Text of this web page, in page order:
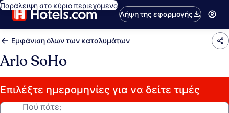
Παράλειψη στο κύριο περιεχόμενο
Λήψη της εφαρμογής
Εμφάνιση όλων των καταλυμάτων
Arlo SoHo
Επιλέξτε ημερομηνίες για να δείτε τιμές
Πού πάτε;